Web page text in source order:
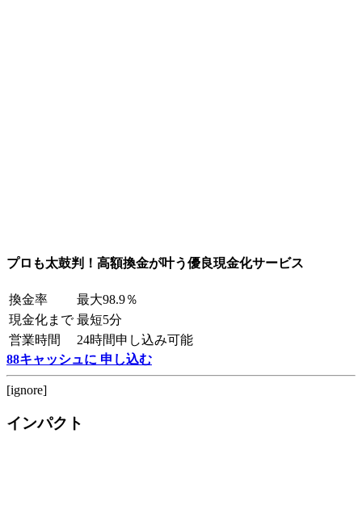
プロも太鼓判！高額換金が叶う優良現金化サービス
換金率
最大98.9％
現金化まで 最短5分
営業時間
24時間申し込み可能
88キャッシュに 申し込む
[ignore]
インパクト